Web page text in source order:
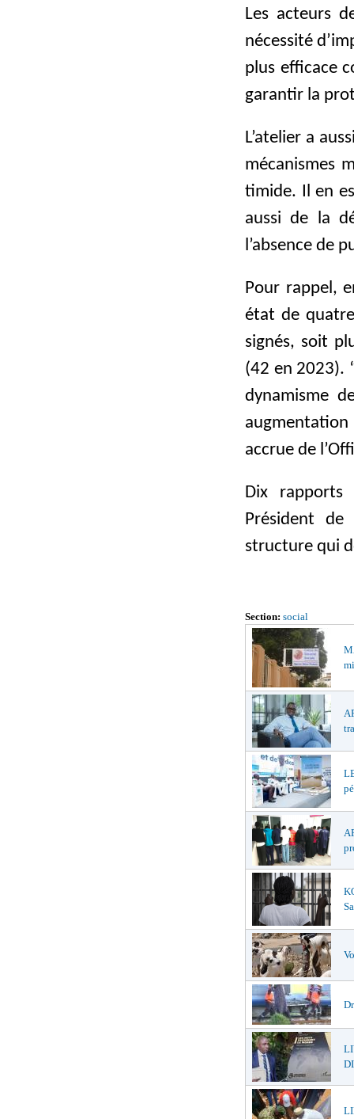
Les acteurs
nécessité
plus efficace
garantir la
L’atelier a
mécanismes
timide. Il en
aussi de la
l’absence de
Pour rappel,
état de
signés, soit
(42 en 2023).
dynamisme
accrue de
Dix rapports
Président de
structure qui
Section: social